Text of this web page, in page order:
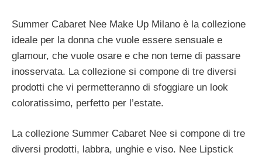
Summer Cabaret Nee Make Up Milano è la collezione
ideale per la donna che vuole essere sensuale e
glamour, che vuole osare e che non teme di passare
inosservata. La collezione si compone di tre diversi
prodotti che vi permetteranno di sfoggiare un look
coloratissimo, perfetto per l’estate.
La collezione Summer Cabaret Nee si compone di tre
diversi prodotti, labbra, unghie e viso. Nee Lipstick